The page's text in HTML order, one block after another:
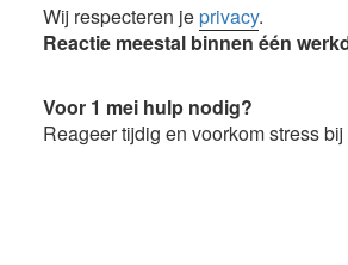
Wij respecteren jeprivacy.
Reactie meestal binnen één
Voor 1 mei hulp nodig?
Reageer tijdig en voorkom stress